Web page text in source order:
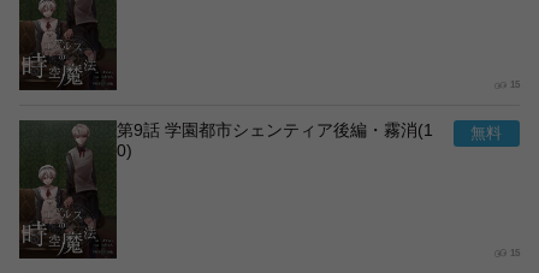
15
第9話 学園都市シェンティア後編・霧消(1
0)
15